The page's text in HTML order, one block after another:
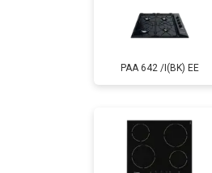
PAA 642 /I(BK) EE